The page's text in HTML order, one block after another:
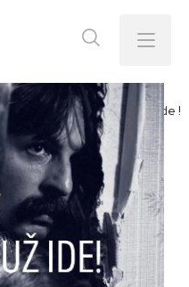
Menu
Utekajme, už ide !